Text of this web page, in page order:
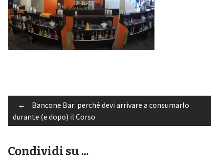
Post
navigation
←
Bancone Bar: perché devi arrivare a consumarlo
durante (e dopo) il Corso
Condividi su ...